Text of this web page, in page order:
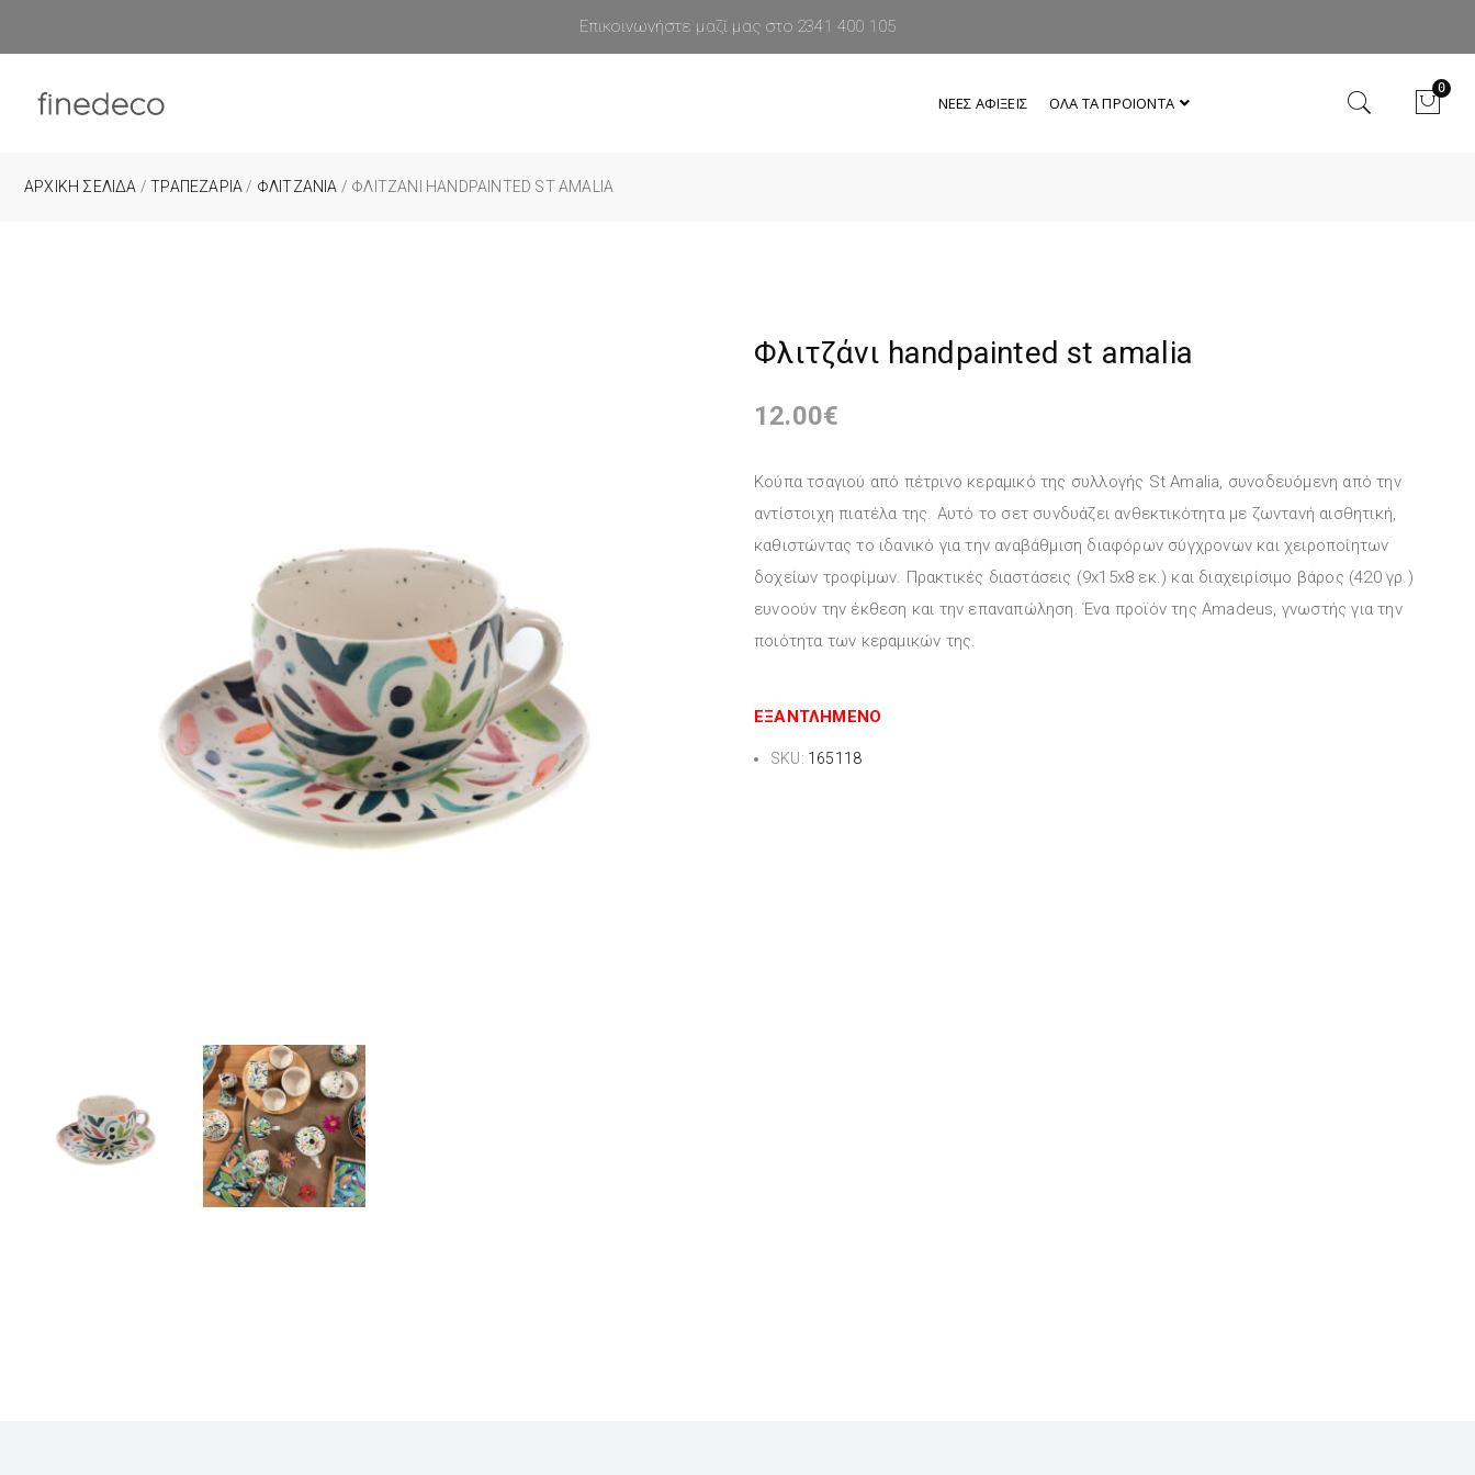
Επικοινωνήστε μαζί μας στο 2341 400 105
ΟΛΑ ΤΑ ΠΡΟΙΟΝΤΑ
ΝΕΕΣ ΑΦΙΞΕΙΣ
0
ΑΡΧΙΚΉ ΣΕΛΊΔΑ /ΤΡΑΠΕΖΑΡΙΑ / ΦΛΙΤΖΑΝΙΑ / ΦΛΙΤΖΆΝΙ HANDPAINTED ST AMALIA
Φλιτζάνι handpainted st amalia
12.00€
Κούπα τσαγιού από πέτρινο κεραμικό της συλλογής St Amalia, συνοδευόμενη από την
αντίστοιχη πιατέλα της. Αυτό το σετ συνδυάζει ανθεκτικότητα με ζωντανή αισθητική,
καθιστώντας το ιδανικό για την αναβάθμιση διαφόρων σύγχρονων και χειροποίητων
δοχείων τροφίμων. Πρακτικές διαστάσεις (9x15x8 εκ.) και διαχειρίσιμο βάρος (420 γρ.)
ευνοούν την έκθεση και την επαναπώληση. Ένα προϊόν της Amadeus, γνωστής για την
ποιότητα των κεραμικών της.
ΕΞΑΝΤΛΗΜΈΝΟ
SKU: 165118